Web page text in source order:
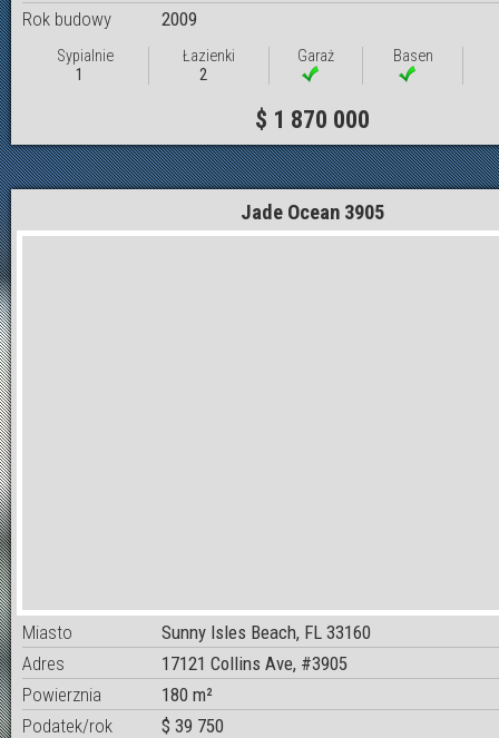
Rok budowy
2009
Sypialnie
1
Łazienki
2
Garaż Basen
$ 1 870 000
Jade Ocean 3905
Miasto
Sunny Isles Beach, FL 33160
Adres
17121 Collins Ave, #3905
Powierznia
180 m²
Podatek/rok
$ 39 750